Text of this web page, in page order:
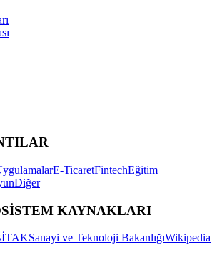
E-TicaretFintechEğitim
Diğer
KAYNAKLARI
Sanayi ve Teknoloji BakanlığıWikipedia